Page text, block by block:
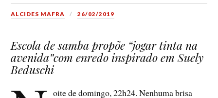
ALCIDES MAFRA 26/02/2019
Escola de sambapropõe “jogar tinta na
avenida”com enredo inspirado em Suely
Beduschi
oite de domingo, 22h24. Nenhuma brisa